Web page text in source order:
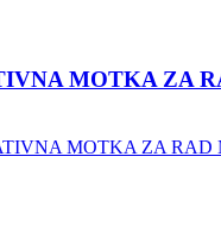
MOTKA ZA